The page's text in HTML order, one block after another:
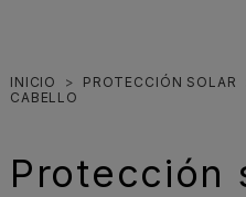
INICIO PROTECCIÓN SOLAR
CABELLO
Protección